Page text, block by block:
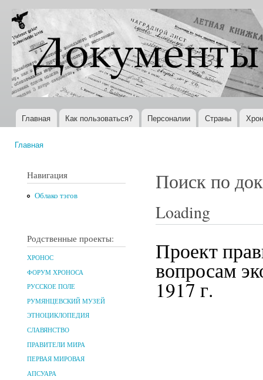
Документы
XX века
Всемирная
история в
Интернете
Главное меню
Главная Как пользоваться? Персоналии Страны
Главная
Навигация
Облако тэгов
Родственные проекты:
ХРОНОС
ФОРУМ ХРОНОСА
РУССКОЕ ПОЛЕ
РУМЯНЦЕВСКИЙ МУЗЕЙ
ЭТНОЦИКЛОПЕДИЯ
СЛАВЯНСТВО
ПРАВИТЕЛИ МИРА
ПЕРВАЯ МИРОВАЯ
АПСУАРА
Поиск по
Loading
Проект
вопросам
1917 г.